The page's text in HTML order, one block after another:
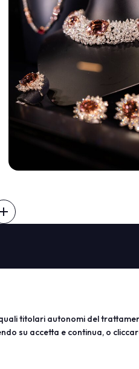
ESPONI
add
titolari autonomi del
su accetta e continua, o
Area riservata
Area